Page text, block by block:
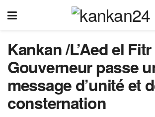
Kankan /L’Aed el
Gouverneur passe
message d’unité et
consternation